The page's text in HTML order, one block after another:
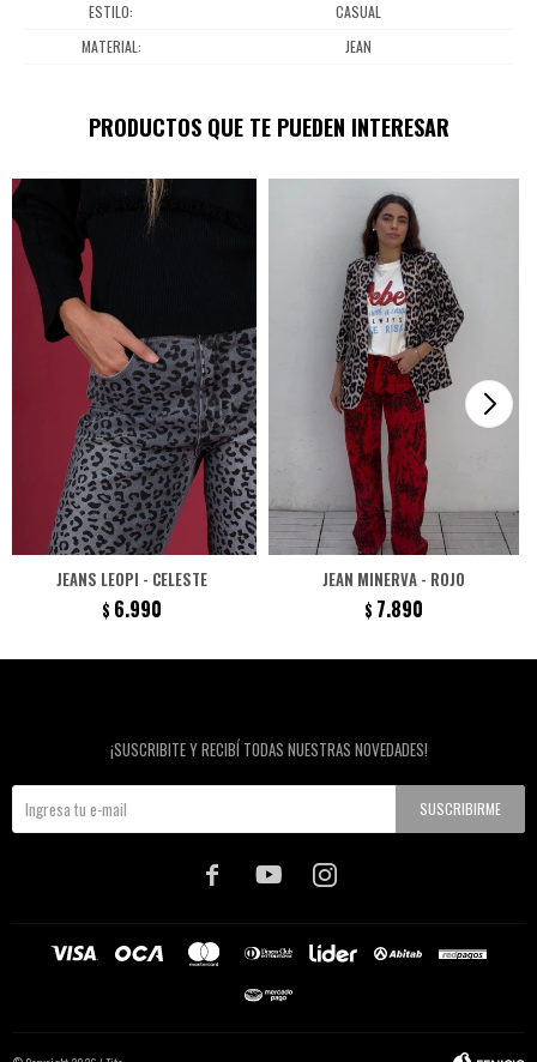
ESTILO
CASUAL
MATERIAL
JEAN
PRODUCTOS QUE TE PUEDEN INTERESAR
JEANS LEOPI - CELESTE
$ 6.990
JEAN MINERVA - ROJO
$ 7.890
¡SUSCRIBITE Y RECIBÍ TODAS NUESTRAS NOVEDADES!
SUSCRIBIRME
  